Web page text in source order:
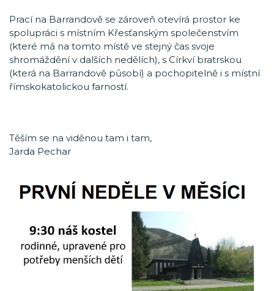
Prací na Barrandově se zároveň otevírá prostor ke
spolupráci s místním Křesťanským společenstvím
(které má na tomto místě ve stejný čas svoje
shromáždění v dalších nedělích), s Církví bratrskou
(která na Barrandově působí) a pochopitelně i s místní
římskokatolickou farností.
Těším se na viděnou tam i tam,
Jarda Pechar